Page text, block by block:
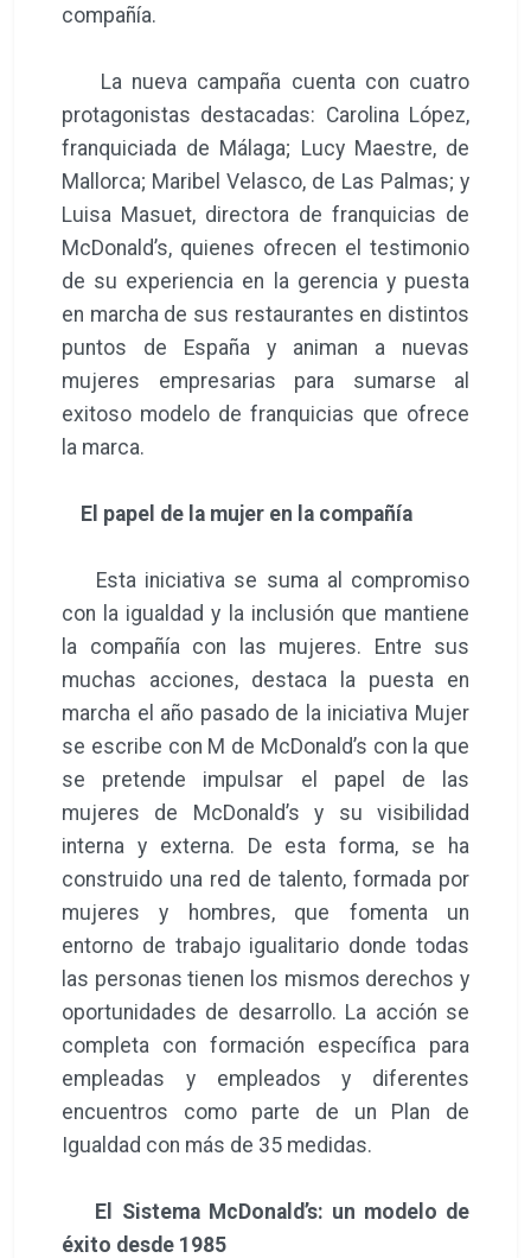
compañía.
La nueva campaña cuenta con cuatro
protagonistas destacadas: Carolina López,
franquiciada de Málaga; Lucy Maestre, de
Mallorca; Maribel Velasco, de Las Palmas; y
Luisa Masuet, directora de franquicias de
McDonald’s, quienes ofrecen el testimonio
de su experiencia en la gerencia y puesta
en marcha de sus restaurantes en distintos
puntos de España y animan a nuevas
mujeres empresarias para sumarse al
exitoso modelo de franquicias que ofrece
la marca.
El papel de la mujer en la compañía
Esta iniciativa se suma al compromiso
con la igualdad y la inclusión que mantiene
la compañía con las mujeres. Entre sus
muchas acciones, destaca la puesta en
marcha el año pasado de la iniciativa Mujer
se escribe con M de McDonald’s con la que
se pretende impulsar el papel de las
mujeres de McDonald’s y su visibilidad
interna y externa. De esta forma, se ha
construido una red de talento, formada por
mujeres y hombres, que fomenta un
entorno de trabajo igualitario donde todas
las personas tienen los mismos derechos y
oportunidades de desarrollo. La acción se
completa con formación específica para
empleadas y empleados y diferentes
encuentros como parte de un Plan de
Igualdad con más de 35 medidas.
El Sistema McDonald’s: un modelo de
éxito desde 1985